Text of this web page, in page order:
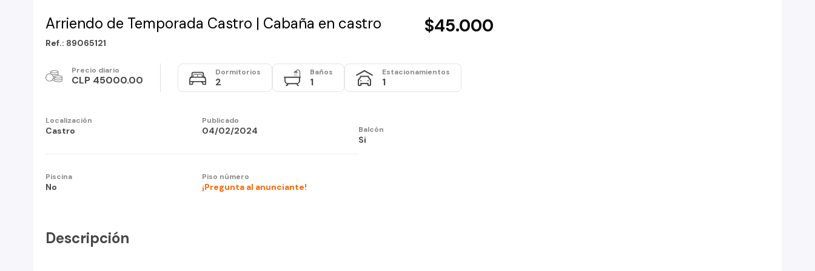
Arriendo de Temporada Castro | Cabaña en castro $45.000
Ref.: 89065121
Precio diario
CLP 45000.00
Dormitorios
2
Baños
1
Estacionamientos
1
Localización
Castro
Publicado
04/02/2024 Balcón
Si
Piscina
No
Piso número
¡Pregunta al anunciante!
Descripción